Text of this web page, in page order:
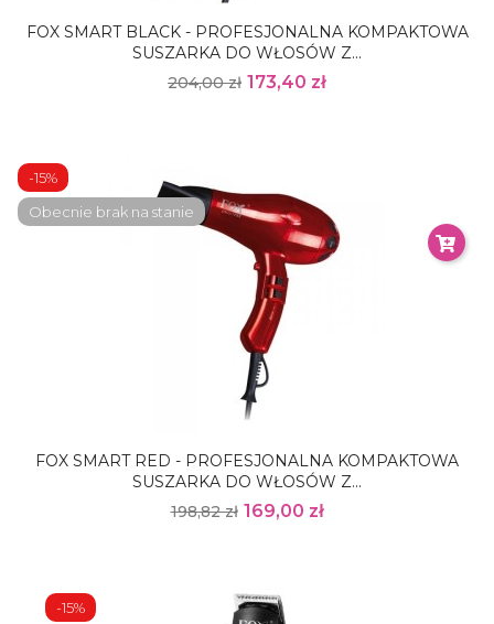
FOX SMART BLACK - PROFESJONALNA KOMPAKTOWA
SUSZARKA DO WŁOSÓW Z...
204,00 zł 173,40 zł
FOX SMART RED - PROFESJONALNA KOMPAKTOWA
SUSZARKA DO WŁOSÓW Z...
198,82 zł 169,00 zł
-15%
Obecnie brak na stanie
-15%